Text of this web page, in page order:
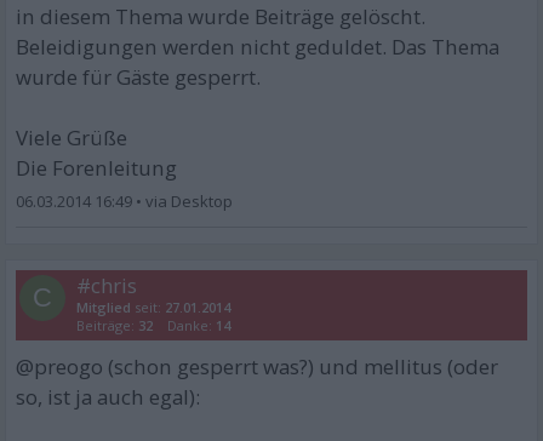
in diesem Thema wurde Beiträge gelöscht.
Beleidigungen werden nicht geduldet. Das Thema
wurde für Gäste gesperrt.
Viele Grüße
Die Forenleitung
06.03.2014 16:49 •
C #chris
Mitglied seit: 27.01.2014
Beiträge: 32 Danke: 14
@preogo (schon gesperrt was?) und mellitus (oder
so, ist ja auch egal):